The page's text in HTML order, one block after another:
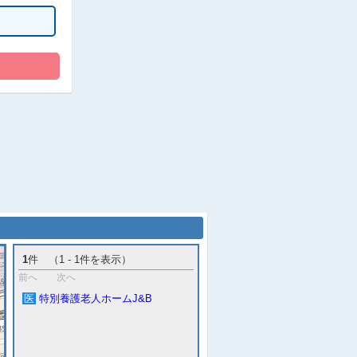
1件 （1 - 1件を表示）
前へ 次へ
医 特別養護老人ホームJ&B